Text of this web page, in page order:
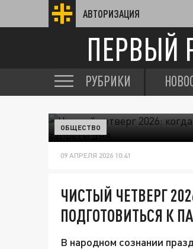
АВТОРИЗАЦИЯ
ПЕРВЫЙ
РУБРИКИ
ОБЩЕСТВО
09 АПРЕЛЯ 2026 10:41
ЧИСТЫЙ ЧЕТВЕРГ
ПОДГОТОВИТЬСЯ К
В народном сознании